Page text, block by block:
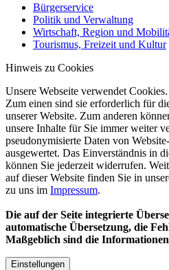
Bürgerservice
Politik und Verwaltung
Wirtschaft, Region und
Tourismus, Freizeit und Kultur
Hinweis zu Cookies
Unsere Webseite verwendet
Zum einen sind sie erforderlich für
unserer Website. Zum anderen
unsere Inhalte für Sie immer weiter
pseudonymisierte Daten von
ausgewertet. Das Einverständnis in
können Sie jederzeit widerrufen.
auf dieser Website finden Sie in
zu uns im Impressum.
Die auf der Seite integrierte
automatische Übersetzung, die
Maßgeblich sind die
Einstellungen